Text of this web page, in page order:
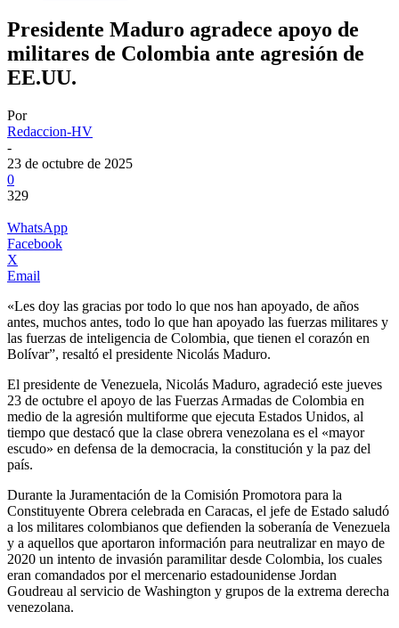
Presidente Maduro agradece apoyo de
militares de Colombia ante agresión de
EE.UU.
Por
Redaccion-HV
-
23 de octubre de 2025
0
329
WhatsApp
Facebook
X
Email
«Les doy las gracias por todo lo que nos han apoyado, de años
antes, muchos antes, todo lo que han apoyado las fuerzas militares y
las fuerzas de inteligencia de Colombia, que tienen el corazón en
Bolívar”, resaltó el presidente Nicolás Maduro.
El presidente de Venezuela, Nicolás Maduro, agradeció este jueves
23 de octubre el apoyo de las Fuerzas Armadas de Colombia en
medio de la agresión multiforme que ejecuta Estados Unidos, al
tiempo que destacó que la clase obrera venezolana es el «mayor
escudo» en defensa de la democracia, la constitución y la paz del
país.
Durante la Juramentación de la Comisión Promotora para la
Constituyente Obrera celebrada en Caracas, el jefe de Estado saludó
a los militares colombianos que defienden la soberanía de Venezuela
y a aquellos que aportaron información para neutralizar en mayo de
2020 un intento de invasión paramilitar desde Colombia, los cuales
eran comandados por el mercenario estadounidense Jordan
Goudreau al servicio de Washington y grupos de la extrema derecha
venezolana.